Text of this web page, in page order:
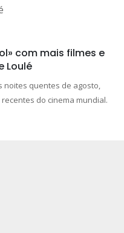
com mais filmes e
Loulé
noites quentes de agosto,
do cinema mundial.